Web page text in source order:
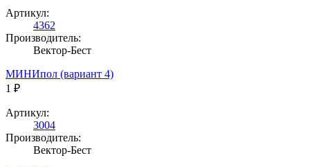
Артикул:
4362
Производитель:
Вектор-Бест
МИНИпол (вариант 4)
1 ₽
Артикул:
3004
Производитель:
Вектор-Бест